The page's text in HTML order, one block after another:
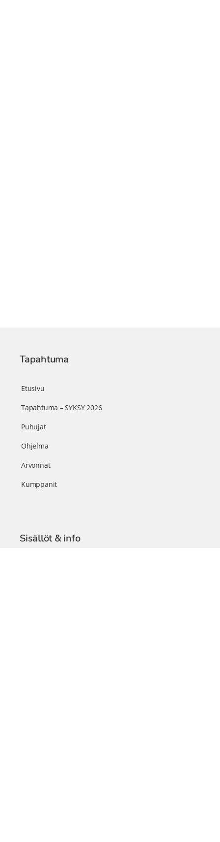
Tapahtuma
Etusivu
Tapahtuma – SYKSY 2026
Puhujat
Ohjelma
Arvonnat
Kumppanit
Sisällöt & info